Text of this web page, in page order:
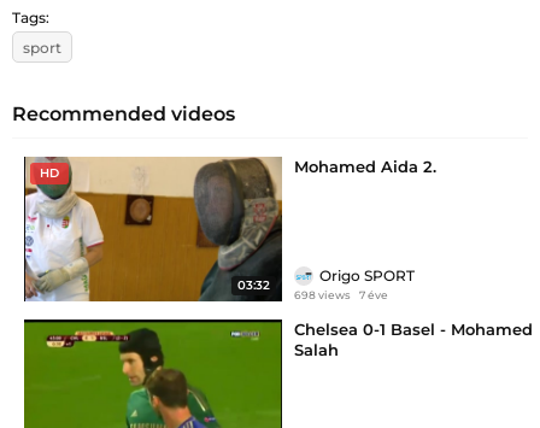
Tags:
sport
Recommended videos
HD
03:32
Mohamed Aida 2.
Origo SPORT
698 views 7 éve
Chelsea 0-1 Basel - Mohamed
Salah